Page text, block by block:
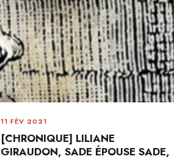
11 FÉV 2021
[CHRONIQUE] LILIANE
GIRAUDON, SADE ÉPOUSE SADE,